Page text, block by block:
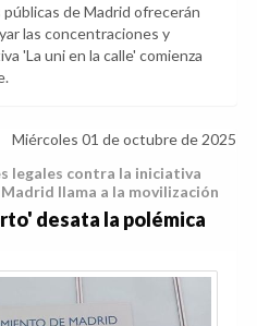
de Madrid ofrecerán
las concentraciones y
'La uni en la calle' comienza
Miércoles 01 de octubre de 2025
legales contra la iniciativa
llama a la movilización
desata la polémica